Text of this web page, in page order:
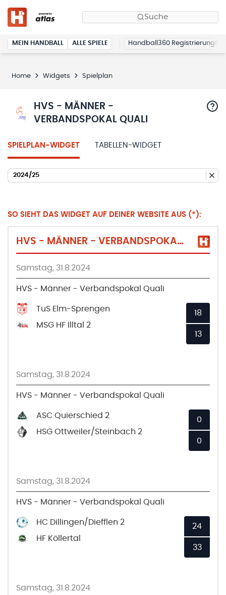
Suche
MEIN HANDBALL ALLE SPIELE Handball360 Registrierung
Home Widgets Spielplan
HVS - MÄNNER -
VERBANDSPOKAL QUALI
SPIELPLAN-WIDGET TABELLEN-WIDGET
2024/25
SO SIEHT DAS WIDGET AUF DEINER WEBSITE AUS (*):
HVS - MÄNNER - VERBANDSPOKAL QUALI
Samstag, 31.8.2024
HVS - Männer - Verbandspokal Quali
TuS Elm-Sprengen
MSG HF Illtal 2
18
13
Samstag, 31.8.2024
HVS - Männer - Verbandspokal Quali
ASC Quierschied 2
HSG Ottweiler/Steinbach 2
0
0
Samstag, 31.8.2024
HVS - Männer - Verbandspokal Quali
HC Dillingen/Diefflen 2
HF Köllertal
24
33
Samstag, 31.8.2024